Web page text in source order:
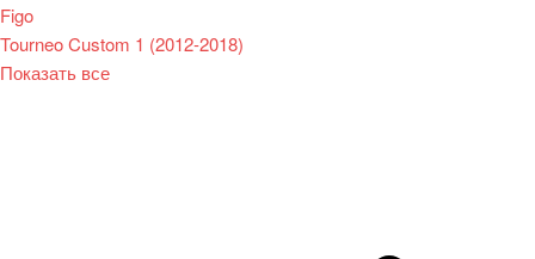
Figo
Tourneo Custom 1 (2012-2018)
Показать все